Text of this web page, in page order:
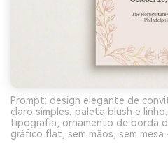
Prompt: design elegante de
claro simples, paleta blush e
tipografia, ornamento de borda
gráfico flat, sem mãos, sem mesa